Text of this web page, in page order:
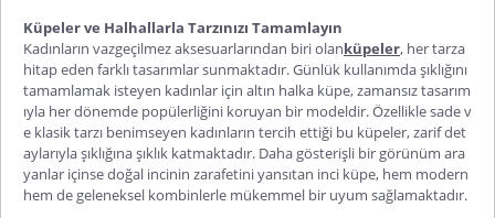
Küpeler ve Halhallarla Tarzınızı Tamamlayın
Kadınların vazgeçilmez aksesuarlarından biri olanküpeler, her tarza
hitap eden farklı tasarımlar sunmaktadır. Günlük kullanımda şıklığını
tamamlamak isteyen kadınlar için altın halka küpe, zamansız tasarım
ıyla her dönemde popülerliğini koruyan bir modeldir. Özellikle sade v
e klasik tarzı benimseyen kadınların tercih ettiği bu küpeler, zarif det
aylarıyla şıklığına şıklık katmaktadır. Daha gösterişli bir görünüm ara
yanlar içinse doğal incinin zarafetini yansıtan inci küpe, hem modern
hem de geleneksel kombinlerle mükemmel bir uyum sağlamaktadır.